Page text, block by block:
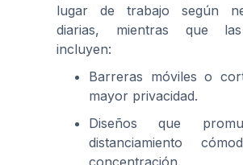
lugar de trabajo según
diarias, mientras que
incluyen:
Barreras móviles o
mayor privacidad.
Diseños que
distanciamiento
concentración.